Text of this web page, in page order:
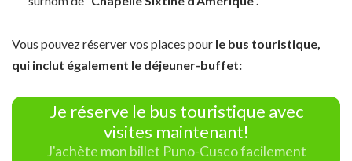
Vous pouvez réserver vos places pour le bus touristique,
qui inclut également le déjeuner-buffet:
Je réserve le bus touristique avec
visites maintenant!
J'achète mon billet Puno-Cusco facilement